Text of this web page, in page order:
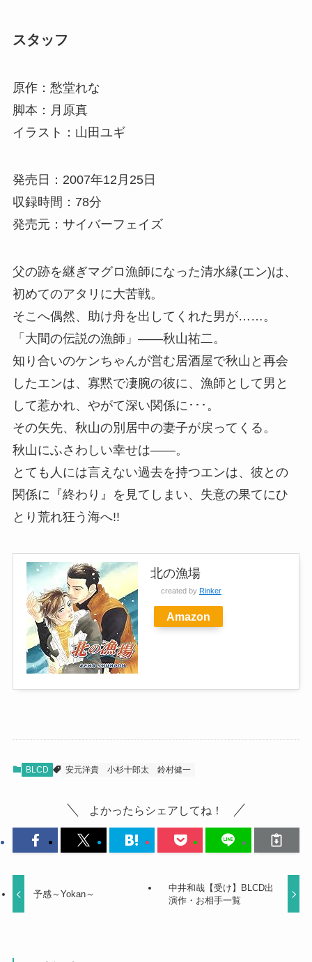
スタッフ
原作：愁堂れな
脚本：月原真
イラスト：山田ユギ
発売日：2007年12月25日
収録時間：78分
発売元：サイバーフェイズ
父の跡を継ぎマグロ漁師になった清水縁(エン)は、
初めてのアタリに大苦戦。
そこへ偶然、助け舟を出してくれた男が……。
「大間の伝説の漁師」――秋山祐二。
知り合いのケンちゃんが営む居酒屋で秋山と再会
したエンは、寡黙で凄腕の彼に、漁師として男と
して惹かれ、やがて深い関係に･･･。
その矢先、秋山の別居中の妻子が戻ってくる。
秋山にふさわしい幸せは――。
とても人には言えない過去を持つエンは、彼との
関係に『終わり』を見てしまい、失意の果てにひ
とり荒れ狂う海へ!!
北の漁場
created by Rinker
Amazon
BLCD 安元洋貴 小杉十郎太 鈴村健一
よかったらシェアしてね！
予感～Yokan～
中井和哉【受け】BLCD出
演作・お相手一覧